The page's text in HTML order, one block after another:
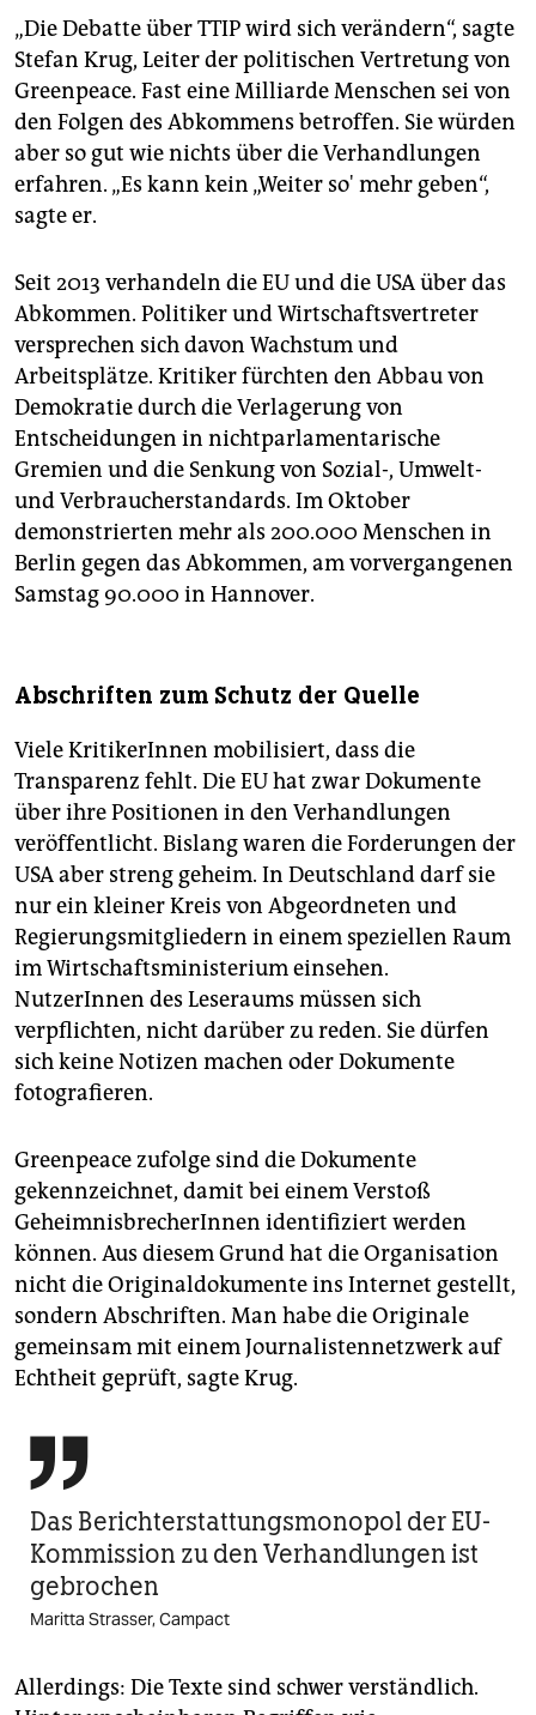
„Die Debatte über TTIP wird sich verändern“, sagte
Stefan Krug, Leiter der politischen Vertretung von
Greenpeace. Fast eine Milliarde Menschen sei von
den Folgen des Abkommens betroffen. Sie würden
aber so gut wie nichts über die Verhandlungen
erfahren. „Es kann kein „Weiter so' mehr geben“,
sagte er.
Seit 2013 verhandeln die EU und die USA über das
Abkommen. Politiker und Wirtschaftsvertreter
versprechen sich davon Wachstum und
Arbeitsplätze. Kritiker fürchten den Abbau von
Demokratie durch die Verlagerung von
Entscheidungen in nichtparlamentarische
Gremien und die Senkung von Sozial-, Umwelt-
und Verbraucherstandards. Im Oktober
demonstrierten mehr als 200.000 Menschen in
Berlin gegen das Abkommen, am vorvergangenen
Samstag 90.000 in Hannover.
Abschriften zum Schutz der Quelle
Viele KritikerInnen mobilisiert, dass die
Transparenz fehlt. Die EU hat zwar Dokumente
über ihre Positionen in den Verhandlungen
veröffentlicht. Bislang waren die Forderungen der
USA aber streng geheim. In Deutschland darf sie
nur ein kleiner Kreis von Abgeordneten und
Regierungsmitgliedern in einem speziellen Raum
im Wirtschaftsministerium einsehen.
NutzerInnen des Leseraums müssen sich
verpflichten, nicht darüber zu reden. Sie dürfen
sich keine Notizen machen oder Dokumente
fotografieren.
Greenpeace zufolge sind die Dokumente
gekennzeichnet, damit bei einem Verstoß
GeheimnisbrecherInnen identifiziert werden
können. Aus diesem Grund hat die Organisation
nicht die Originaldokumente ins Internet gestellt,
sondern Abschriften. Man habe die Originale
gemeinsam mit einem Journalistennetzwerk auf
Echtheit geprüft, sagte Krug.

Das Berichterstattungsmonopol der EU-
Kommission zu den Verhandlungen ist
gebrochen
Maritta Strasser, Campact
Allerdings: Die Texte sind schwer verständlich.